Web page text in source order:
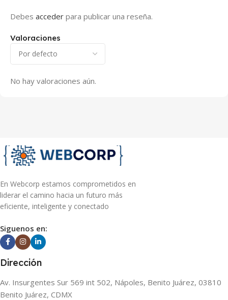
Valoraciones
No hay valoraciones aún.
Debes acceder para publicar una reseña.
En Webcorp estamos comprometidos en
liderar el camino hacia un futuro más
eficiente, inteligente y conectado
Siguenos en:
Dirección
Av. Insurgentes Sur 569 int 502, Nápoles, Benito Juárez, 03810
Benito Juárez, CDMX